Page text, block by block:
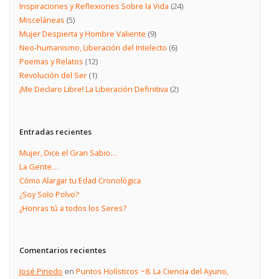
Inspiraciones y Reflexiones Sobre la Vida (24)
Misceláneas (5)
Mujer Despierta y Hombre Valiente (9)
Neo-humanismo, Liberación del Intelecto (6)
Poemas y Relatos (12)
Revolución del Ser(1)
¡Me Declaro Libre! La Liberación Definitiva (2)
Entradas recientes
Mujer, Dice el Gran Sabio…
La Gente…
Cómo Alargar tu Edad Cronológica
¿Soy Solo Polvo?
¿Honras tú a todos los Seres?
Comentarios recientes
José Pinedo en Puntos Holísticos ~8. La Ciencia del Ayuno,